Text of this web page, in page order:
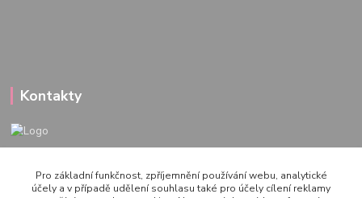
Kontakty
PO-PÁ 10-20h., SO+NE 14-20h.
Pro základní funkčnost, zpříjemnění používání webu, analytické
účely a v případě udělení souhlasu také pro účely cílení reklamy